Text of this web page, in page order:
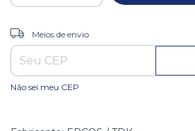
Entregas para o CEP:
Meios de envio
Não sei meu CEP